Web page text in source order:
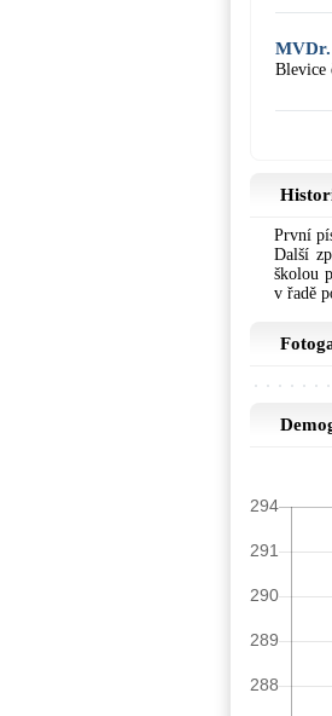
Blevice
První
Další
školou
v řadě